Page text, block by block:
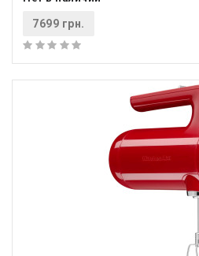
7699 грн.